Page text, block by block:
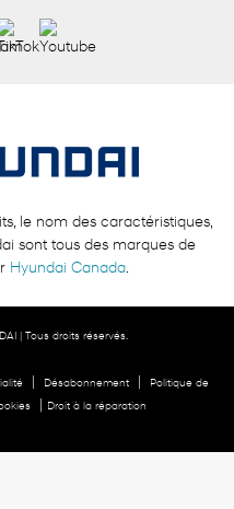
le nom des caractéristiques,
sont tous des marques de
Hyundai Canada.
| Tous droits réservés.
| Désabonnement|
Politique de
Droit à la réparation